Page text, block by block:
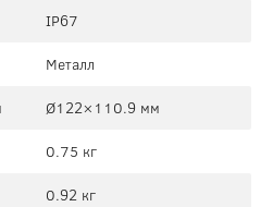
IP67
Металл
Ø122×110.9 мм
0.75 кг
0.92 кг